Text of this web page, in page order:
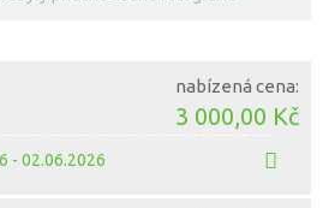
- 02.06.2026
nabízená cena:
3 000,00 Kč